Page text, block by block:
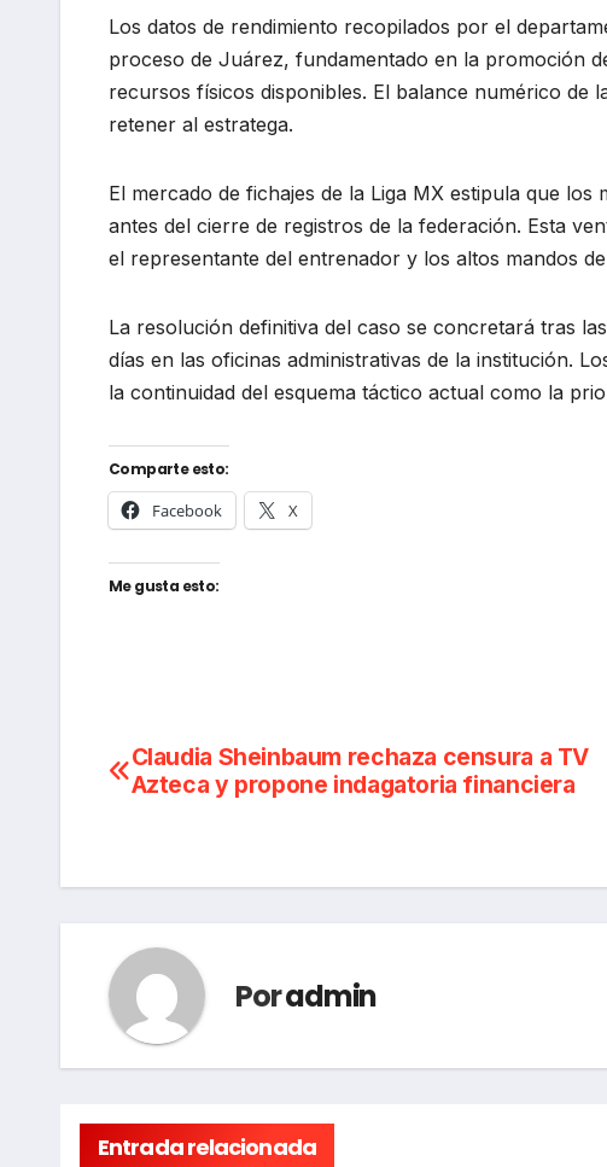
Los datos de rendimiento recopilados por el
proceso de Juárez, fundamentado en la promoción
recursos físicos disponibles. El balance numérico de
retener al estratega.
El mercado de fichajes de la Liga MX estipula que
antes del cierre de registros de la federación. Esta
el representante del entrenador y los altos mandos
La resolución definitiva del caso se concretará tras
días en las oficinas administrativas de la institución.
la continuidad del esquema táctico actual como la
Comparte esto:
Facebook X
Me gusta esto:
Navegación
Claudia Sheinbaum rechaza censura a TV
Azteca y propone indagatoria financiera
Poradmin
Entrada relacionada